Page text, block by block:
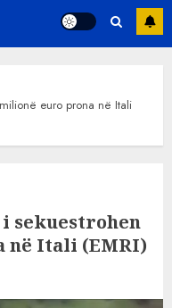
euro prona në Itali
sekuestrohen
në Itali (EMRI)